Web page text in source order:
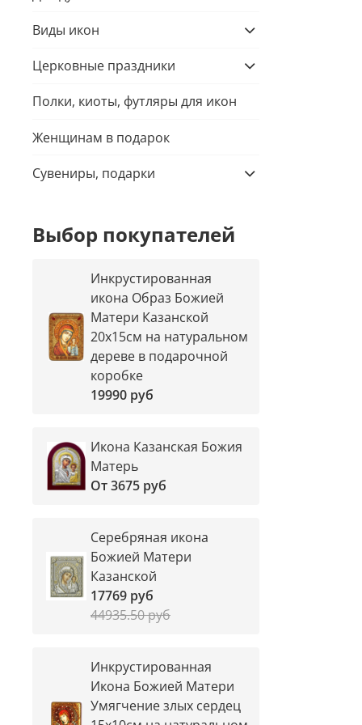
Виды икон
Церковные праздники
Полки, киоты, футляры для икон
Женщинам в подарок
Сувениры, подарки
Выбор покупателей
Инкрустированная
икона Образ Божией
Матери Казанской
20х15см на натуральном
дереве в подарочной
коробке
19990 руб
Икона Казанская Божия
Матерь
От3675 руб
Серебряная икона
Божией Матери
Казанской
17769 руб
44935.50 руб
Инкрустированная
Икона Божией Матери
Умягчение злых сердец